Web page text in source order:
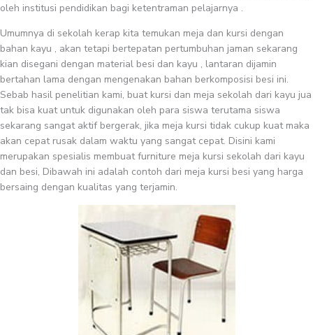
oleh institusi pendidikan bagi ketentraman pelajarnya .
Umumnya di sekolah kerap kita temukan meja dan kursi dengan
bahan kayu , akan tetapi bertepatan pertumbuhan jaman sekarang
kian disegani dengan material besi dan kayu , lantaran dijamin
bertahan lama dengan mengenakan bahan berkomposisi besi ini.
Sebab hasil penelitian kami, buat kursi dan meja sekolah dari kayu jua
tak bisa kuat untuk digunakan oleh para siswa terutama siswa
sekarang sangat aktif bergerak, jika meja kursi tidak cukup kuat maka
akan cepat rusak dalam waktu yang sangat cepat. Disini kami
merupakan spesialis membuat furniture meja kursi sekolah dari kayu
dan besi, Dibawah ini adalah contoh dari meja kursi besi yang harga
bersaing dengan kualitas yang terjamin.